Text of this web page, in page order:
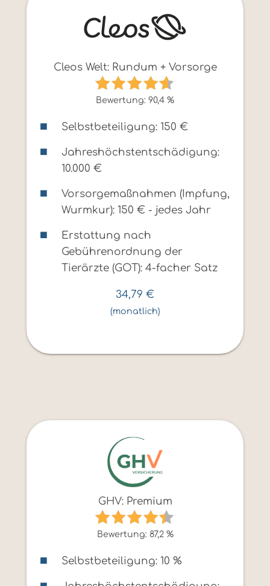
Cleos Welt: Rundum + Vorsorge
Bewertung: 90,4 %
Selbstbeteiligung: 150 €
Jahreshöchstentschädigung:
10.000 €
Vorsorgemaßnahmen (Impfung,
Wurmkur): 150 € - jedes Jahr
Erstattung nach
Gebührenordnung der
Tierärzte (GOT): 4-facher Satz
34,79 €
(monatlich)
GHV: Premium
Bewertung: 87,2 %
Selbstbeteiligung: 10 %